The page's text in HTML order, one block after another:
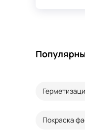
Покраска